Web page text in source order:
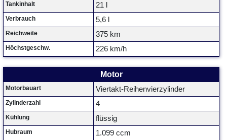
Tankinhalt 21 l
Verbrauch 5,6 l
Reichweite 375 km
Höchstgeschw. 226 km/h
Motor
Motorbauart Viertakt-Reihenvierzylinder
Zylinderzahl 4
Kühlung flüssig
Hubraum 1.099 ccm